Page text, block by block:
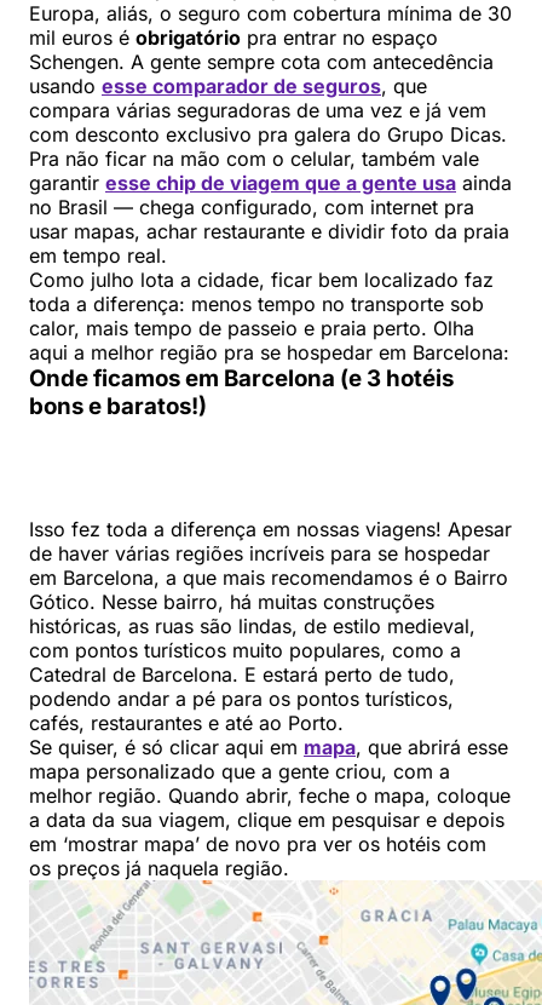
Europa, aliás, o seguro com cobertura mínima de 30
mil euros é obrigatório pra entrar no espaço
Schengen. A gente sempre cota com antecedência
usando esse comparador de seguros, que
compara várias seguradoras de uma vez e já vem
com desconto exclusivo pra galera do Grupo Dicas.
Pra não ficar na mão com o celular, também vale
garantir esse chip de viagem que a gente usa ainda
no Brasil — chega configurado, com internet pra
usar mapas, achar restaurante e dividir foto da praia
em tempo real.
Como julho lota a cidade, ficar bem localizado faz
toda a diferença: menos tempo no transporte sob
calor, mais tempo de passeio e praia perto. Olha
aqui a melhor região pra se hospedar em Barcelona:
Onde ficamos em Barcelona (e 3 hotéis
bons e baratos!)
Isso fez toda a diferença em nossas viagens! Apesar
de haver várias regiões incríveis para se hospedar
em Barcelona, a que mais recomendamos é o Bairro
Gótico. Nesse bairro, há muitas construções
históricas, as ruas são lindas, de estilo medieval,
com pontos turísticos muito populares, como a
Catedral de Barcelona. E estará perto de tudo,
podendo andar a pé para os pontos turísticos,
cafés, restaurantes e até ao Porto.
Se quiser, é só clicar aqui em mapa, que abrirá esse
mapa personalizado que a gente criou, com a
melhor região. Quando abrir, feche o mapa, coloque
a data da sua viagem, clique em pesquisar e depois
em ‘mostrar mapa’ de novo pra ver os hotéis com
os preços já naquela região.